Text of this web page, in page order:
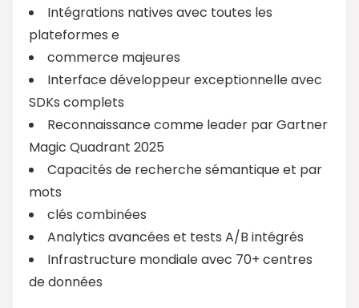
Intégrations natives avec toutes les
plateformes e
commerce majeures
Interface développeur exceptionnelle avec
SDKs complets
Reconnaissance comme leader par Gartner
Magic Quadrant 2025
Capacités de recherche sémantique et par
mots
clés combinées
Analytics avancées et tests A/B intégrés
Infrastructure mondiale avec 70+ centres
de données